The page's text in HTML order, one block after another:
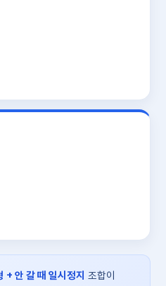
+ 안 갈 때 일시정지 조합이